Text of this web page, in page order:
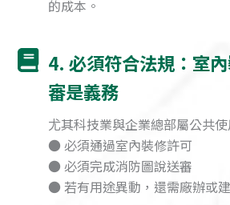
的成本。
4. 必須符合法規：室
審是義務
尤其科技業與企業總部屬公共使
● 必須通過室內裝修許可
● 必須完成消防圖說送審
● 若有用途異動，還需廠辦或